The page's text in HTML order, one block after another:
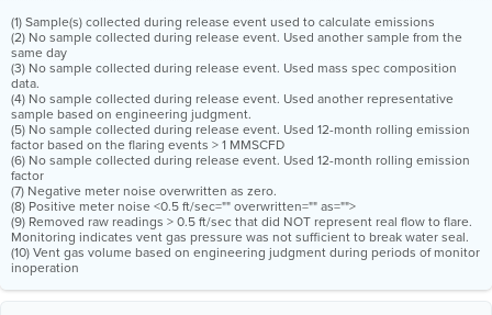
(1) Sample(s) collected during release event used to calculate emissions
(2) No sample collected during release event. Used another sample from the
same day
(3) No sample collected during release event. Used mass spec composition
data.
(4) No sample collected during release event. Used another representative
sample based on engineering judgment.
(5) No sample collected during release event. Used 12-month rolling emission
factor based on the flaring events > 1 MMSCFD
(6) No sample collected during release event. Used 12-month rolling emission
factor
(7) Negative meter noise overwritten as zero.
(8) Positive meter noise <0.5 ft/sec="" overwritten="" as="">
(9) Removed raw readings > 0.5 ft/sec that did NOT represent real flow to flare.
Monitoring indicates vent gas pressure was not sufficient to break water seal.
(10) Vent gas volume based on engineering judgment during periods of monitor
inoperation